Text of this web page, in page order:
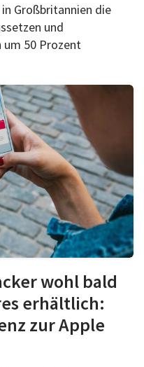
Großbritannien die
und
50 Prozent
wohl bald
erhältlich:
zur Apple